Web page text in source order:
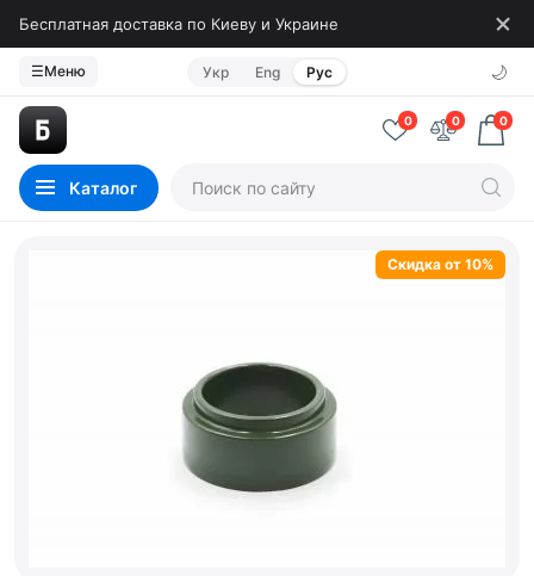
Бесплатная доставка по Киеву и Украине
☰Меню Укр Eng Рус 🌙
Каталог
0 0 0
Скидка от 10%